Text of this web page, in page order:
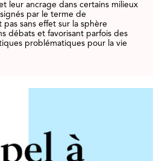
leur ancrage dans certains milieux
par le terme de
sans effet sur la sphère
débats et favorisant parfois des
problématiques pour la vie